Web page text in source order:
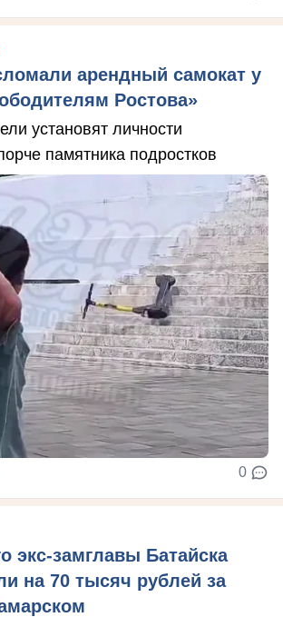
арендный самокат у
Ростова»
установят личности
памятника подростков
0
экс-замглавы Батайска
на 70 тысяч рублей за